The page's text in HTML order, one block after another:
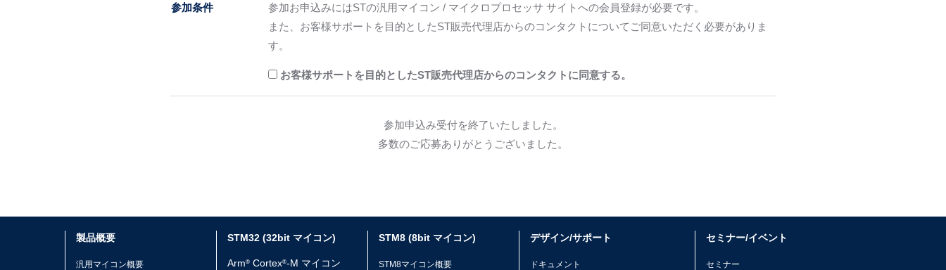
参加条件
参加お申込みにはSTの汎用マイコン / マイクロプロセッサ サイトへの会員登録が必要です。
また、お客様サポートを目的としたST販売代理店からのコンタクトについてご同意いただく必要がありま
す。
お客様サポートを目的としたST販売代理店からのコンタクトに同意する。
参加申込み受付を終了いたしました。
多数のご応募ありがとうございました。
製品概要
汎用マイコン概要
STM32 (32bit マイコン)
Arm® Cortex®-M マイコン
STM8 (8bit マイコン)
STM8マイコン概要
デザイン/サポート
ドキュメント
セミナー/イベント
セミナー